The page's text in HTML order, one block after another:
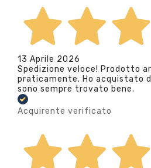
13 Aprile 2026
Spedizione veloce! Prodotto
praticamente. Ho acquistato
sono sempre trovato bene.
Acquirente verificato